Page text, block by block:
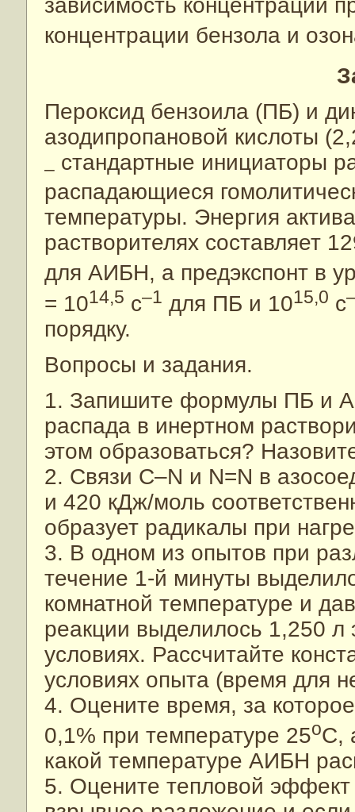
зависимость концентрации
концентрации бензола и
Пероксид бензоила (ПБ) и
азодипропановой кислоты
– стандартные инициаторы
распадающиеся
температуры. Энергия
растворителях составляет
для АИБН, а предэкспонт в
= 1014,5 c–1 для ПБ и 1015,0 c
порядку.
Вопросы и задания.
1. Запишите формулы ПБ и
распада в инертном
этом образоваться?
2. Связи C–N и N=N в
и 420 кДж/моль
образует радикалы при
3. В одном из опытов при
течение 1-й минуты
комнатной температуре и
реакции выделилось 1,250 л
условиях. Рассчитайте
условиях опыта (время для
4. Оцените время, за
0,1% при температуре 25оС,
какой температуре АИБН
5. Оцените тепловой